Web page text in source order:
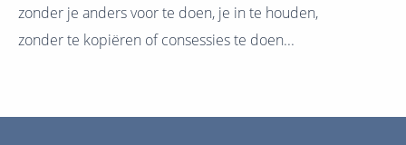
zonder je anders voor te doen, je in te houden,
zonder te kopiëren of consessies te doen...